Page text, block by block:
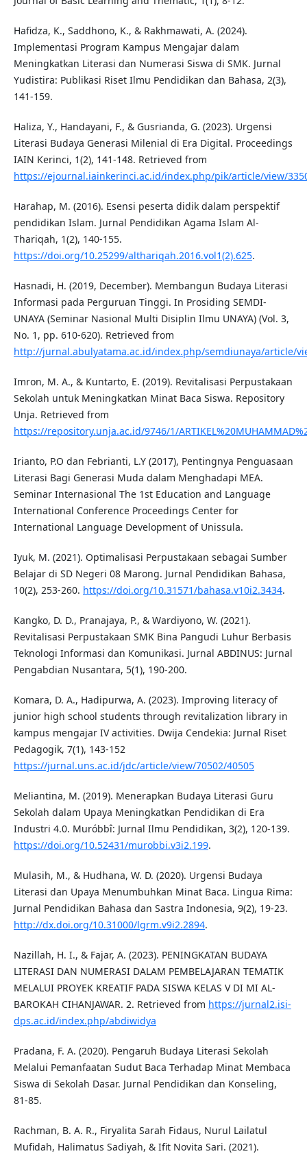
Hafidza, K., Saddhono, K., & Rakhmawati, A. (2024).
Implementasi Program Kampus Mengajar dalam
Meningkatkan Literasi dan Numerasi Siswa di SMK. Jurnal
Yudistira: Publikasi Riset Ilmu Pendidikan dan Bahasa, 2(3),
141-159.
Haliza, Y., Handayani, F., & Gusrianda, G. (2023). Urgensi
Literasi Budaya Generasi Milenial di Era Digital. Proceedings
IAIN Kerinci, 1(2), 141-148. Retrieved from
https://ejournal.iainkerinci.ac.id/index.php/pik/article/view/
Harahap, M. (2016). Esensi peserta didik dalam perspektif
pendidikan Islam. Jurnal Pendidikan Agama Islam Al-
Thariqah, 1(2), 140-155.
https://doi.org/10.25299/althariqah.2016.vol1(2).625.
Hasnadi, H. (2019, December). Membangun Budaya Literasi
Informasi pada Perguruan Tinggi. In Prosiding SEMDI-
UNAYA (Seminar Nasional Multi Disiplin Ilmu UNAYA) (Vol. 3,
No. 1, pp. 610-620). Retrieved from
http://jurnal.abulyatama.ac.id/index.php/semdiunaya/article/
Imron, M. A., & Kuntarto, E. (2019). Revitalisasi Perpustakaan
Sekolah untuk Meningkatkan Minat Baca Siswa. Repository
Unja. Retrieved from
https://repository.unja.ac.id/9746/1/
Irianto, P.O dan Febrianti, L.Y (2017), Pentingnya Penguasaan
Literasi Bagi Generasi Muda dalam Menghadapi MEA.
Seminar Internasional The 1st Education and Language
International Conference Proceedings Center for
International Language Development of Unissula.
Iyuk, M. (2021). Optimalisasi Perpustakaan sebagai Sumber
Belajar di SD Negeri 08 Marong. Jurnal Pendidikan Bahasa,
10(2), 253-260. https://doi.org/10.31571/bahasa.v10i2.3434.
Kangko, D. D., Pranajaya, P., & Wardiyono, W. (2021).
Revitalisasi Perpustakaan SMK Bina Pangudi Luhur Berbasis
Teknologi Informasi dan Komunikasi. Jurnal ABDINUS: Jurnal
Pengabdian Nusantara, 5(1), 190-200.
Komara, D. A., Hadipurwa, A. (2023). Improving literacy of
junior high school students through revitalization library in
kampus mengajar IV activities. Dwija Cendekia: Jurnal Riset
Pedagogik, 7(1), 143-152
https://jurnal.uns.ac.id/jdc/article/view/70502/40505
Meliantina, M. (2019). Menerapkan Budaya Literasi Guru
Sekolah dalam Upaya Meningkatkan Pendidikan di Era
Industri 4.0. Muróbbî: Jurnal Ilmu Pendidikan, 3(2), 120-139.
https://doi.org/10.52431/murobbi.v3i2.199.
Mulasih, M., & Hudhana, W. D. (2020). Urgensi Budaya
Literasi dan Upaya Menumbuhkan Minat Baca. Lingua Rima:
Jurnal Pendidikan Bahasa dan Sastra Indonesia, 9(2), 19-23.
http://dx.doi.org/10.31000/lgrm.v9i2.2894.
Nazillah, H. I., & Fajar, A. (2023). PENINGKATAN BUDAYA
LITERASI DAN NUMERASI DALAM PEMBELAJARAN TEMATIK
MELALUI PROYEK KREATIF PADA SISWA KELAS V DI MI AL-
BAROKAH CIHANJAWAR. 2. Retrieved from https://jurnal2.isi-
dps.ac.id/index.php/abdiwidya
Pradana, F. A. (2020). Pengaruh Budaya Literasi Sekolah
Melalui Pemanfaatan Sudut Baca Terhadap Minat Membaca
Siswa di Sekolah Dasar. Jurnal Pendidikan dan Konseling,
81-85.
Rachman, B. A. R., Firyalita Sarah Fidaus, Nurul Lailatul
Mufidah, Halimatus Sadiyah, & Ifit Novita Sari. (2021).